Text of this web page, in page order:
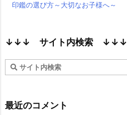
印鑑の選び方～大切なお子様へ～
↓↓↓ サイト内検索 ↓↓↓
最近のコメント